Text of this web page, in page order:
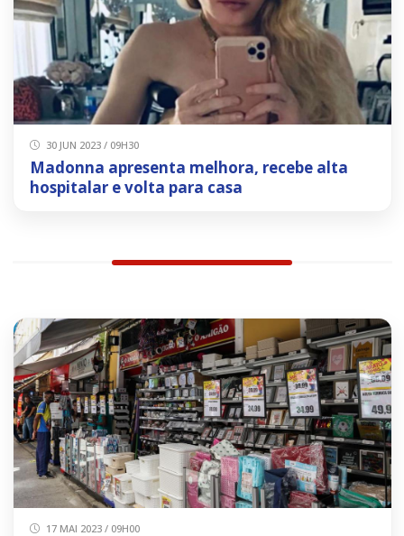
30 JUN 2023 / 09H30
Madonna apresenta melhora, recebe alta
hospitalar e volta para casa
17 MAI 2023 / 09H00